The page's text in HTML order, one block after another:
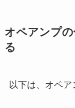
オペアンプ
る
以下は、オペア